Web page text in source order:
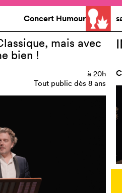
Concert Humour
mais avec
bien !
à 20h
Tout public dès 8 ans